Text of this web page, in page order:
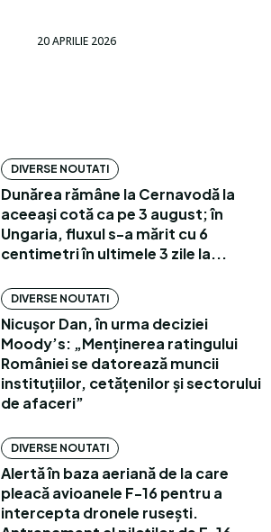
20 APRILIE 2026
DIVERSE NOUTATI
Dunărea rămâne la Cernavodă la
aceeași cotă ca pe 3 august; în
Ungaria, fluxul s-a mărit cu 6
centimetri în ultimele 3 zile la...
DIVERSE NOUTATI
Nicușor Dan, în urma deciziei
Moody’s: „Menținerea ratingului
României se datorează muncii
instituțiilor, cetățenilor și sectorului
de afaceri”
DIVERSE NOUTATI
Alertă în baza aeriană de la care
pleacă avioanele F-16 pentru a
intercepta dronele rusești.